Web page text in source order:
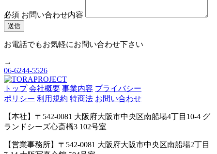
必須 お問い合わせ内容
お電話でもお気軽にお問い合わせ下さい
→
06-6244-5526
トップ 会社概要 事業内容 プライバシー
ポリシー 利用規約 特商法 お問い合わせ
【本社】〒542-0081 大阪府大阪市中央区南船場4丁目10-4 グ
ランドシーズ心斎橋3 102号室
【営業事務所】〒542-0081 大阪府大阪市中央区南船場2丁目